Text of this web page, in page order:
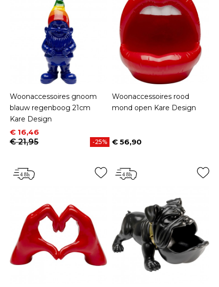
Woonaccessoires gnoom
blauw regenboog 21cm
Kare Design
Prijs
€ 16,46
Normale prijs
€ 21,95
-25%
Woonaccessoires rood
mond open Kare Design
Prijs
€ 56,90